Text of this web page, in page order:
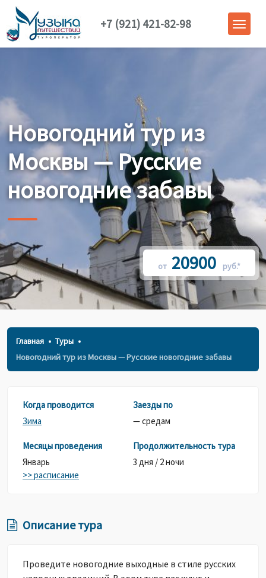
+7 (921) 421-82-98
Новогодний тур из
Москвы — Русские
новогодние забавы
от 20900 руб.*
Главная
Туры
Новогодний тур из Москвы — Русские новогодние забавы
Когда проводится
Зима
Месяцы проведения
Январь
>> расписание
Заезды по
— средам
Продолжительность тура
3 дня / 2 ночи
Описание тура
Проведите новогодние выходные в стиле русских